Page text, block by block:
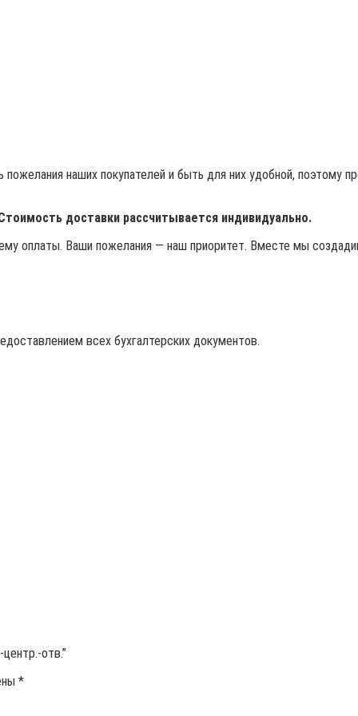
наших покупателей и быть для них удобной, поэтому
доставки рассчитывается индивидуально.
оплаты. Ваши пожелания — наш приоритет. Вместе мы
всех бухгалтерских документов.
отв.”
*